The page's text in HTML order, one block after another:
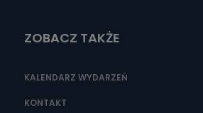
ZOBACZ TAKŻE
KALENDARZ WYDARZEŃ
KONTAKT